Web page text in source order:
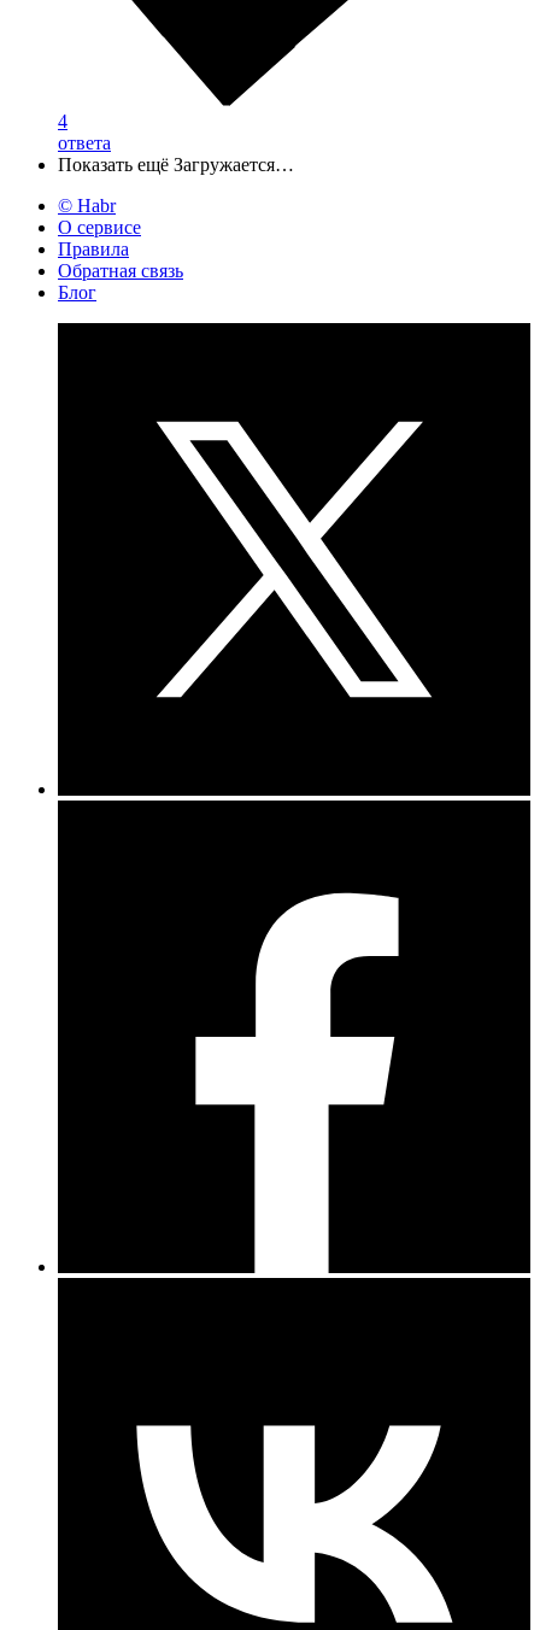
4
ответа
Показать ещё Загружается…
© Habr
О сервисе
Правила
Обратная связь
Блог